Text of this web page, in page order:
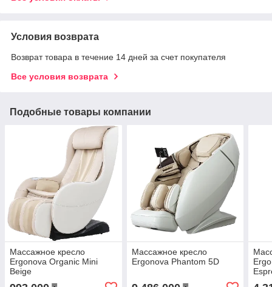
Условия возврата
Возврат товара в течение 14 дней за счет покупателя
Все условия возврата
Подобные товары компании
Массажное кресло
Ergonova Organic Mini
Beige
Массажное кресло
Ergonova Phantom 5D